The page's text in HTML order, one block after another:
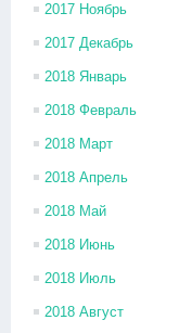
2017 Ноябрь
2017 Декабрь
2018 Январь
2018 Февраль
2018 Март
2018 Апрель
2018 Май
2018 Июнь
2018 Июль
2018 Август